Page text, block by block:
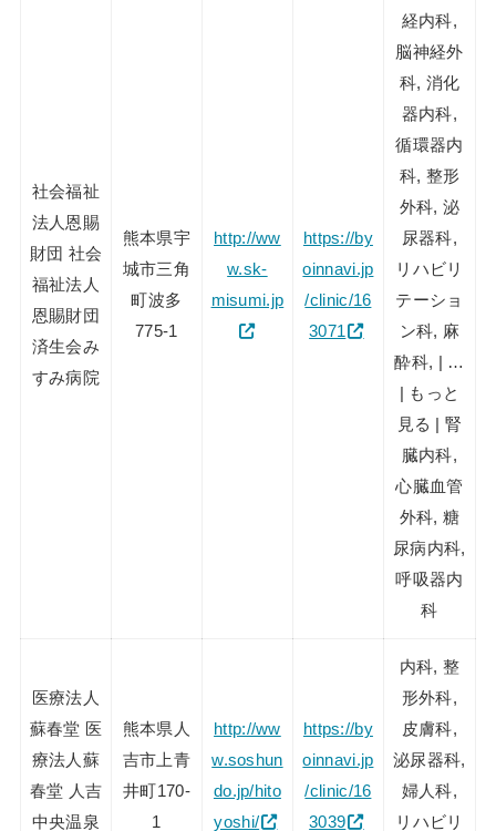
社会福祉
法人恩賜
財団 社会
福祉法人
恩賜財団
済生会み
すみ病院
熊本県宇
城市三角
町波多
775-1
http://ww
w.sk-
misumi.jp
https://by
oinnavi.jp
/clinic/16
3071
経内科,
脳神経外
科, 消化
器内科,
循環器内
科, 整形
外科, 泌
尿器科,
リハビリ
テーショ
ン科, 麻
酔科, | …
| もっと
見る | 腎
臓内科,
心臓血管
外科, 糖
尿病内科,
呼吸器内
科
医療法人
蘇春堂 医
療法人蘇
春堂 人吉
中央温泉
熊本県人
吉市上青
井町170-
1
http://ww
w.soshun
do.jp/hito
yoshi/
https://by
oinnavi.jp
/clinic/16
3039
内科, 整
形外科,
皮膚科,
泌尿器科,
婦人科,
リハビリ